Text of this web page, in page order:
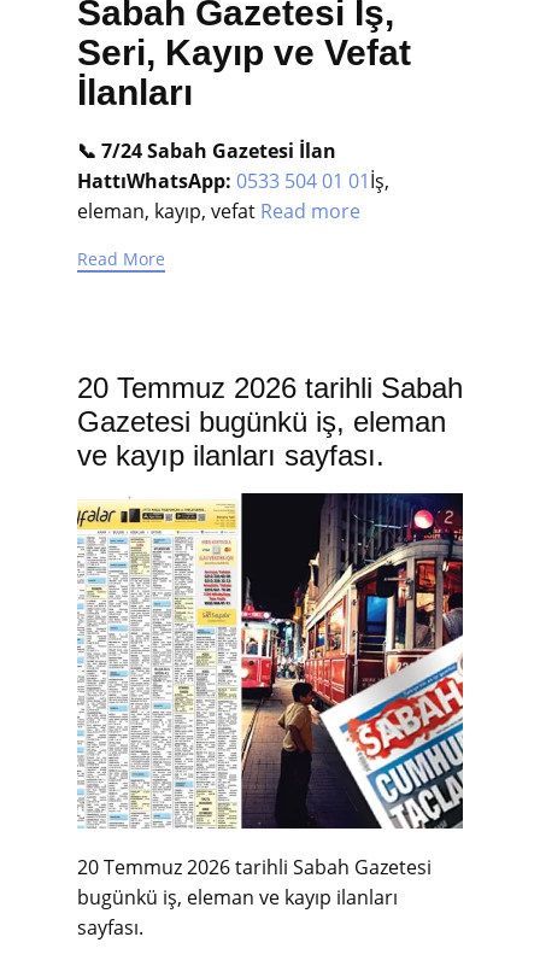
Sabah Gazetesi İş,
Seri, Kayıp ve Vefat
İlanları
📞 7/24 Sabah Gazetesi İlan
HattıWhatsApp: 0533 504 01 01İş,
eleman, kayıp, vefat Read more
Read More
20 Temmuz 2026 tarihli Sabah
Gazetesi bugünkü iş, eleman
ve kayıp ilanları sayfası.
20 Temmuz 2026 tarihli Sabah Gazetesi
bugünkü iş, eleman ve kayıp ilanları
sayfası.